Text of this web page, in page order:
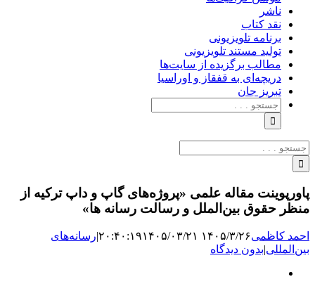
ناشر
نقد کتاب
برنامه‌ تلویزیونی
تولید مستند تلویزیونی
مطالب برگزیده از سایت‌ها
دریچه‌ای به قفقاز و اوراسیا
تبریزِ جان
جستجو
برای:
جستجو
برای:
پاورپوینت مقاله علمی «پروژه‌های گاپ و داپ ترکیه از
منظر حقوق بین‌الملل و رسالت رسانه ها»
احمد کاظمی۱۴۰۵/۳/۲۶ ۲۰:۴۰:۱۹ ۱۴۰۵/۰۳/۲۱ |رسانه‌های
بین‌المللی|بدون دیدگاه